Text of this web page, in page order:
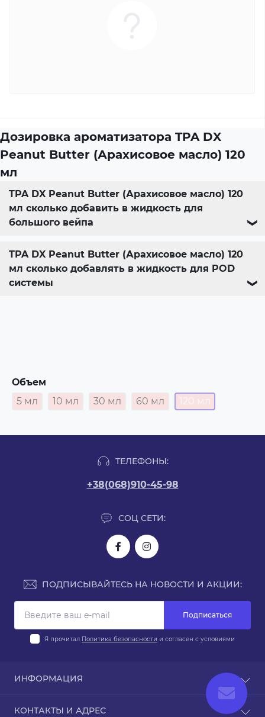
Дозировка ароматизатора TPA DX
Peanut Butter (Арахисовое масло) 120
мл
TPA DX Peanut Butter (Арахисовое масло) 120
мл сколько добавить в жидкость для
большого вейпа
❯
TPA DX Peanut Butter (Арахисовое масло) 120
мл сколько добавлять в жидкость для POD
системы
❯
Объем
5 мл
10 мл 30 мл 60 мл 120 мл
ТЕЛЕФОНЫ:
+38(068)910-45-98
СОЦ СЕТИ:
ПОДПИСЫВАЙТЕСЬ НА НОВОСТИ И АКЦИИ:
Подписаться
Я прочитал Политика безопасности и согласен с условиями
ИНФОРМАЦИЯ
КОНТАКТЫ И АДРЕС